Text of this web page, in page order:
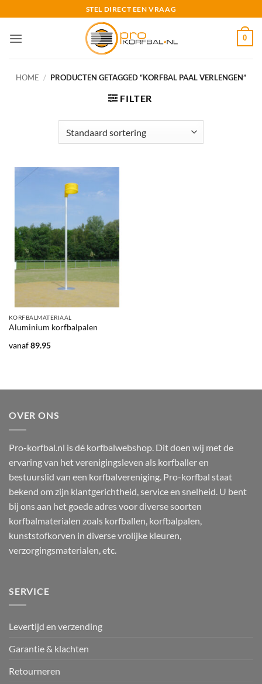
naar
inhoud
STEL DIRECT EEN VRAAG
0
HOME / PRODUCTEN GETAGGED “KORFBAL PAAL VERLENGEN”
FILTER
KORFBALMATERIAAL
Aluminium korfbalpalen
vanaf89.95
OVER ONS
Pro-korfbal.nl is dé korfbalwebshop. Dit doen wij met de
ervaring van het verenigingsleven als korfballer en
bestuurslid van een korfbalvereniging. Pro-korfbal staat
bekend om zijn klantgerichtheid, service en snelheid. U bent
bij ons aan het goede adres voor diverse soorten
korfbalmaterialen zoals korfballen, korfbalpalen,
kunststofkorven in diverse vrolijke kleuren,
verzorgingsmaterialen, etc.
SERVICE
Levertijd en verzending
Garantie & klachten
Retourneren